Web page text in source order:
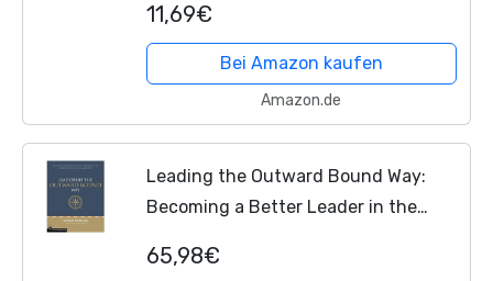
11,69€
Bei Amazon kaufen
Amazon.de
Leading the Outward Bound Way:
Becoming a Better Leader in the
Your Community
65,98€